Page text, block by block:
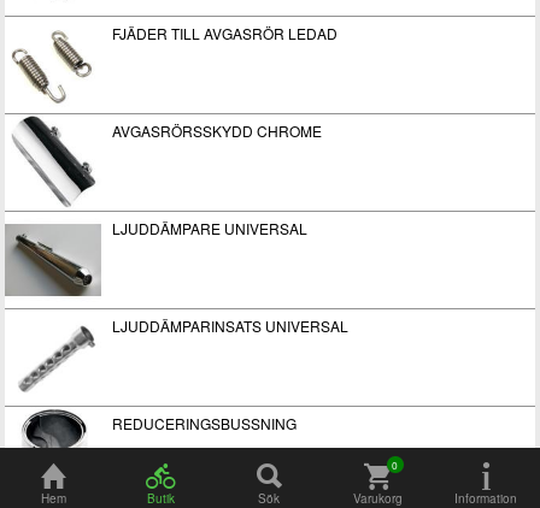
FJÄDER TILL AVGASRÖR LEDAD
AVGASRÖRSSKYDD CHROME
LJUDDÄMPARE UNIVERSAL
LJUDDÄMPARINSATS UNIVERSAL
REDUCERINGSBUSSNING
Hem Butik Sök Varukorg Information